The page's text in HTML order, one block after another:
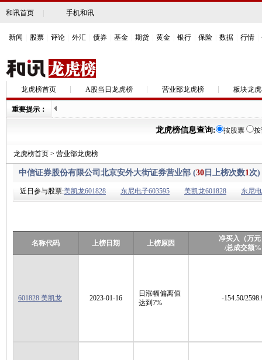
和讯首页 手机和讯
新闻 股票 评论 外汇 债券 基金 期货 黄金 银行 保险 数据 行情
龙虎榜首页 A股当日龙虎榜 营业部龙虎榜 板块龙
重要提示：
龙虎榜信息查询: 按股票
龙虎榜首页 > 营业部龙虎榜
中信证券股份有限公司北京安外大街证券营业部 (30 日上榜次数1次)
近日参与股票:美凯龙601828 东尼电子603595 美凯龙601828 东尼
名称代码 上榜日期 上榜原因
净买入（万
/总成交额%
601828 美凯龙 2023-01-16
日涨幅偏离值
达到7%
-154.50/